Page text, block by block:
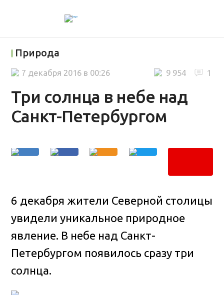
Природа
Три солнца в небе над
Санкт-Петербургом
1
9 954
7 декабря 2016 в 00:26
6 декабря жители Северной столицы
увидели уникальное природное
явление. В небе над Санкт-
Петербургом появилось сразу три
солнца.